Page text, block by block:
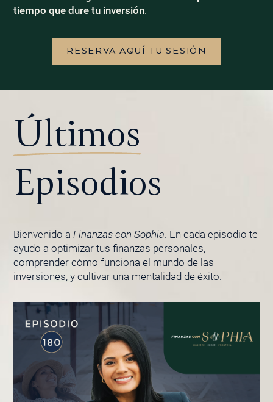
tiempo que dure tu inversión.
RESERVA AQUÍ TU SESIÓN
Últimos
Episodios
Bienvenido a Finanzas con Sophia. En cada episodio te
ayudo a optimizar tus finanzas personales,
comprender cómo funciona el mundo de las
inversiones, y cultivar una mentalidad de éxito.
PÁGINAPÁGINA